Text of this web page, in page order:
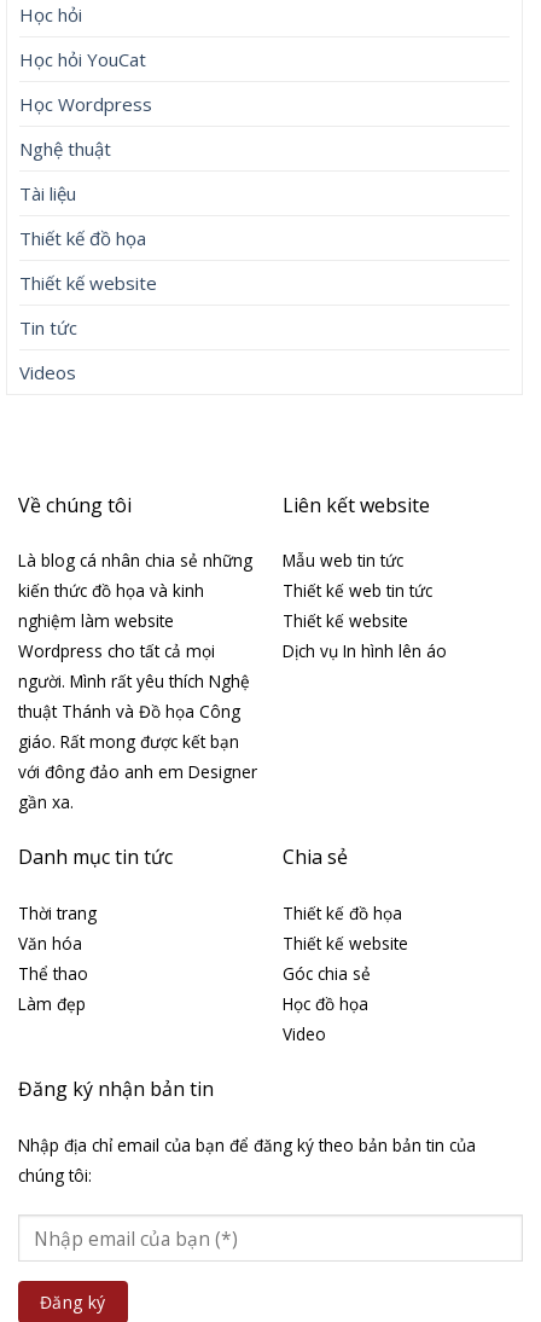
Học hỏi
Học hỏi YouCat
Học Wordpress
Nghệ thuật
Tài liệu
Thiết kế đồ họa
Thiết kế website
Tin tức
Videos
Về chúng tôi
Là blog cá nhân chia sẻ những
kiến thức đồ họa và kinh
nghiệm làm website
Wordpress cho tất cả mọi
người. Mình rất yêu thích Nghệ
thuật Thánh và Đồ họa Công
giáo. Rất mong được kết bạn
với đông đảo anh em Designer
gần xa.
Liên kết website
Mẫu web tin tức
Thiết kế web tin tức
Thiết kế website
Dịch vụ In hình lên áo
Danh mục tin tức
Thời trang
Văn hóa
Thể thao
Làm đẹp
Chia sẻ
Thiết kế đồ họa
Thiết kế website
Góc chia sẻ
Học đồ họa
Video
Đăng ký nhận bản tin
Nhập địa chỉ email của bạn để đăng ký theo bản bản tin của
chúng tôi: